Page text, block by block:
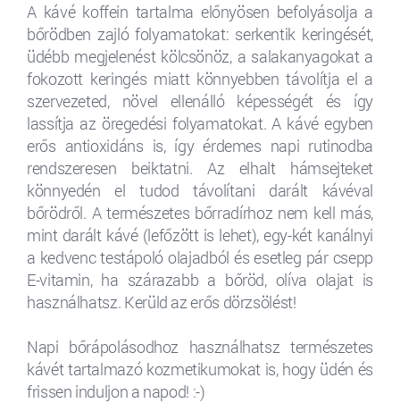
A kávé koffein tartalma előnyösen befolyásolja a
bőrödben zajló folyamatokat: serkentik keringését,
üdébb megjelenést kölcsönöz, a salakanyagokat a
fokozott keringés miatt könnyebben távolítja el a
szervezeted, növel ellenálló képességét és így
lassítja az öregedési folyamatokat. A kávé egyben
erős antioxidáns is, így érdemes napi rutinodba
rendszeresen beiktatni. Az elhalt hámsejteket
könnyedén el tudod távolítani darált kávéval
bőrödről. A természetes bőrradírhoz nem kell más,
mint darált kávé (lefőzött is lehet), egy-két kanálnyi
a kedvenc testápoló olajadból és esetleg pár csepp
E-vitamin, ha szárazabb a bőröd, olíva olajat is
használhatsz. Kerüld az erős dörzsölést!
Napi bőrápolásodhoz használhatsz természetes
kávét tartalmazó kozmetikumokat is, hogy üdén és
frissen induljon a napod! :-)